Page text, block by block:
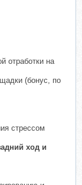
отработки на
(бонус, по
стрессом
ход и